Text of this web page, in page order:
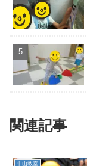
関連記事
中山教室